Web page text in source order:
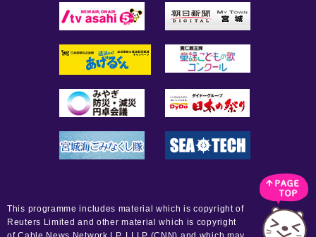
This programme includes material which is copyright of
Reuters Limited and other material which is copyright